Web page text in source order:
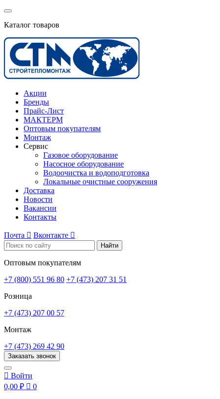
Каталог товаров
Акции
Бренды
Прайс-Лист
МАКТЕРМ
Оптовым покупателям
Монтаж
Сервис
Газовое оборудование
Насосное оборудование
Водоочистка и водоподготовка
Локальные очистные сооружения
Доставка
Новости
Вакансии
Контакты
Почта  Вконтакте 
Найти
Оптовым покупателям
+7 (800) 551 96 80 +7 (473) 207 31 51
Розница
+7 (473) 207 00 57
Монтаж
+7 (473) 269 42 90
Заказать звонок
 Войти
0,00 ₽  0